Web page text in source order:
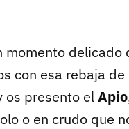
momento
con esa rebaja
os presento elApio
o en crudo que